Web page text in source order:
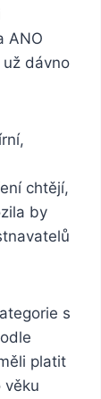
ANO
už dávno
chtějí,
by
s
platit
věku